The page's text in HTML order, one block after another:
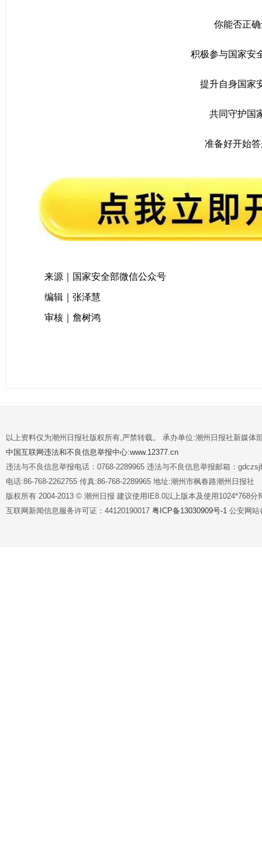
你能否正
积极参与国家安
提升自身国家
共同守护国
准备好开始
来源｜国家安全部微信公众号
编辑｜张泽慧
审核｜詹树鸿
以上资料仅为潮州日报社版权所有,严禁转载。 承办单位:潮州日报社新媒体
中国互联网违法和不良信息举报中心:www.12377.cn
违法与不良信息举报电话：0768-2289965 违法与不良信息举报邮箱：
电话:86-768-2262755 传真:86-768-2289965 地址:潮州市枫春路潮州日报社
版权所有 2004-2013 © 潮州日报 建议使用IE8.0以上版本及使用1024*768分
互联网新闻信息服务许可证：44120190017 粤ICP备13030909号-1 公安网站